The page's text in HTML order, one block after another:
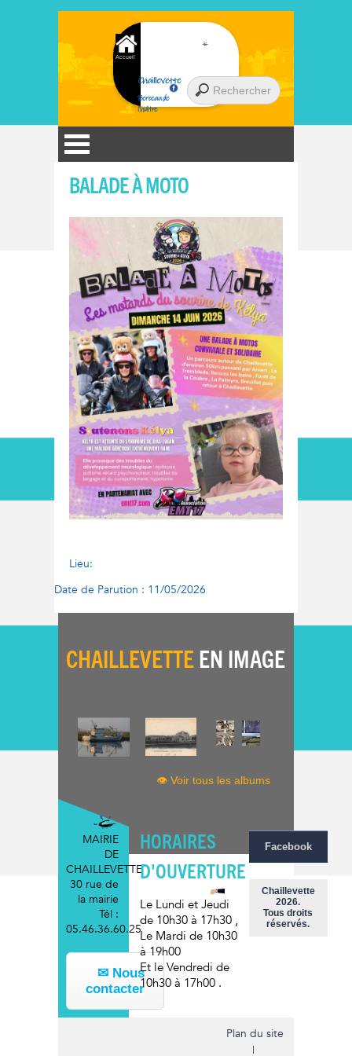
Accueil
Chaillevette
Berceau de
l'huître
BALADE À MOTO
Lieu:
Date de Parution : 11/05/2026
CHAILLEVETTE EN IMAGE
👁 Voir tous les albums
MAIRIE
DE
CHAILLEVETTE
30 rue de
la mairie
Tél :
05.46.36.60.25
✉ Nous
contacter
HORAIRES
D'OUVERTURE
Le Lundi et Jeudi
de 10h30 à 17h30 ,
Le Mardi de 10h30
à 19h00
Et le Vendredi de
10h30 à 17h00 .
Facebook
Chaillevette
2026.
Tous droits
réservés.
Plan du site
|